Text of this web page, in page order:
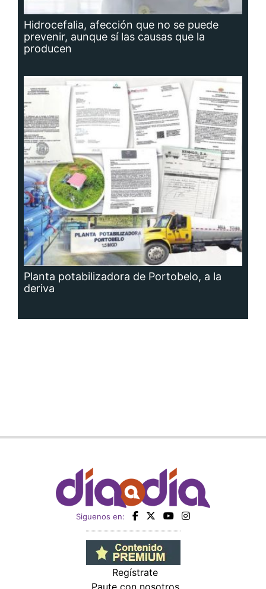
Hidrocefalia, afección que no se puede
prevenir, aunque sí las causas que la
producen
Planta potabilizadora de Portobelo, a la
deriva
Siguenos en:
Regístrate
Paute con nosotros